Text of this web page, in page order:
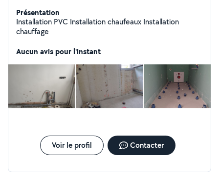
Présentation
Installation PVC Installation chaufeaux Installation
chauffage
Aucun avis pour l'instant
Voir le profil Contacter